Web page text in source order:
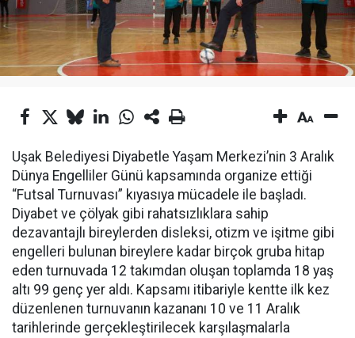
Uşak Belediyesi Diyabetle Yaşam Merkezi’nin 3 Aralık
Dünya Engelliler Günü kapsamında organize ettiği
“Futsal Turnuvası” kıyasıya mücadele ile başladı.
Diyabet ve çölyak gibi rahatsızlıklara sahip
dezavantajlı bireylerden disleksi, otizm ve işitme gibi
engelleri bulunan bireylere kadar birçok gruba hitap
eden turnuvada 12 takımdan oluşan toplamda 18 yaş
altı 99 genç yer aldı. Kapsamı itibariyle kentte ilk kez
düzenlenen turnuvanın kazananı 10 ve 11 Aralık
tarihlerinde gerçekleştirilecek karşılaşmalarla